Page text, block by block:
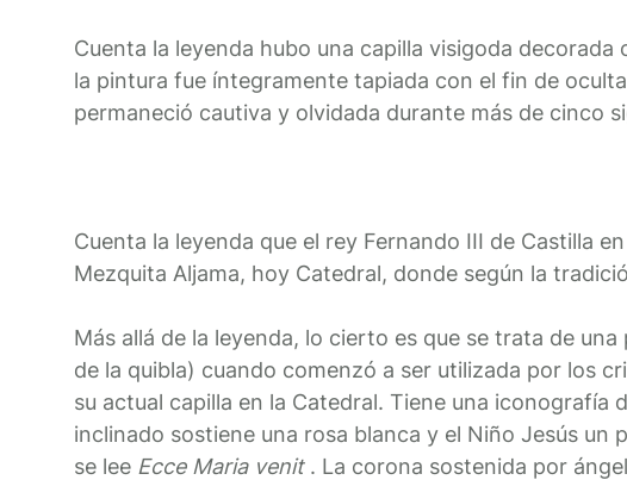
Cuenta la leyenda hubo una capilla visigoda
la pintura fue íntegramente tapiada con el fin de
permaneció cautiva y olvidada durante más de cinco
Cuenta la leyenda que el rey Fernando III de Castilla
Mezquita Aljama, hoy Catedral, donde según la
Más allá de la leyenda, lo cierto es que se trata de
de la quibla) cuando comenzó a ser utilizada por los
su actual capilla en la Catedral. Tiene una
inclinado sostiene una rosa blanca y el Niño Jesús
se lee Ecce Maria venit. La corona sostenida por